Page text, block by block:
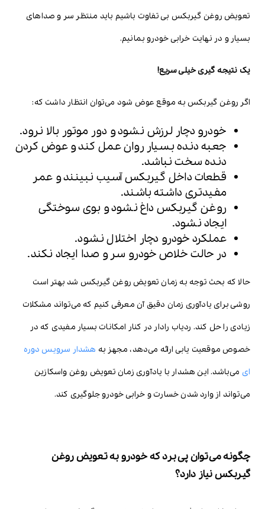
تعویض روغن گیربکس بی تفاوت باشیم باید منتظر سر و صداهای
بسیار و در نهایت خرابی خودرو بمانیم.
یک نتیجه گیری خیلی سریع!
اگر روغن گیربکس به موقع عوض شود می‌توان انتظار داشت که:
خودرو دچار لرزش نشود و دور موتور بالا نرود.
جعبه دنده بسیار روان عمل کند و عوض کردن
دنده سخت نباشد.
قطعات داخل گیربکس آسیب نبینند و عمر
مفیدتری داشته باشند.
روغن گیربکس داغ نشود و بوی سوختگی
ایجاد نشود.
عملکرد خودرو دچار اختلال نشود.
در حالت خلاص خودرو سر و صدا ایجاد نکند.
حالا که بحث توجه به زمان تعویض روغن گیربکس شد بهتر است
روشی برای یادآوری زمان دقیق آن معرفی کنیم که می‌تواند مشکلات
زیادی را حل کند. ردیاب رادار در کنار امکانات بسیار مفیدی که در
خصوص موقعیت یابی ارائه می‌دهد، مجهز به هشدار سرویس دوره
ای می‌باشد. این هشدار با یادآوری زمان تعویض روغن واسکازین
می‌تواند از وارد شدن خسارت و خرابی خودرو جلوگیری کند.
چگونه می‌توان پی برد که خودرو به تعویض روغن
گیربکس نیاز دارد؟